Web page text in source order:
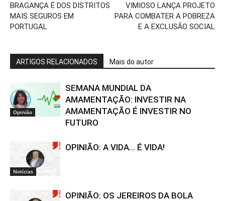
BRAGANÇA É DOS DISTRITOS
MAIS SEGUROS EM
PORTUGAL
VIMIOSO LANÇA PROJETO
PARA COMBATER A POBREZA
E A EXCLUSÃO SOCIAL
ARTIGOS RELACIONADOS Mais do autor
Opinião
SEMANA MUNDIAL DA
AMAMENTAÇÃO: INVESTIR NA
AMAMENTAÇÃO É INVESTIR NO
FUTURO
Notícias
OPINIÃO: A VIDA… É VIDA!
OPINIÃO: OS JEREIROS DA BOLA